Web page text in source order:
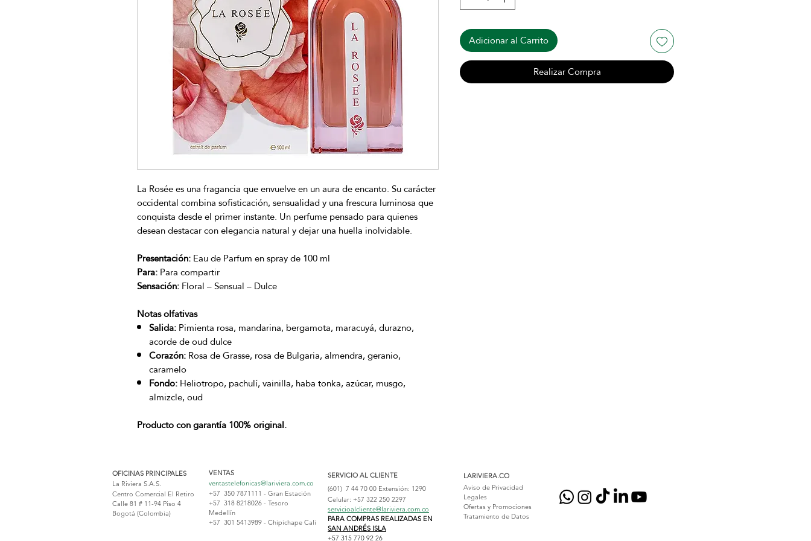
La Rosée es una fragancia que envuelve en un aura de encanto. Su carácter
occidental combina sofisticación, sensualidad y una frescura luminosa que
conquista desde el primer instante. Un perfume pensado para quienes
desean destacar con elegancia natural y dejar una huella inolvidable.
Presentación:Eau de Parfum en spray de 100 ml
Para:Para compartir
Sensación:Floral – Sensual – Dulce
Notas olfativas
Salida:Pimienta rosa, mandarina, bergamota, maracuyá, durazno,
acorde de oud dulce
Corazón:Rosa de Grasse, rosa de Bulgaria, almendra, geranio,
caramelo
Fondo:Heliotropo, pachulí, vainilla, haba tonka, azúcar, musgo,
almizcle, oud
Producto con garantía 100% original.
Adicionar al Carrito
Realizar Compra
OFICINAS PRINCIPALES
La Riviera S.A.S.
Centro Comercial El Retiro
Calle 81 # 11-94 Piso 4
Bogotá (Colombia)
VENTAS
ventastelefonicas@lariviera.com.co
+57 350 7871111 - Gran Estación
+57 318 8218026 - Tesoro
Medellín
+57 301 5413989 - Chipichape Cali
SERVICIO AL CLIENTE
(601) 7 44 70 00 Extensión: 1290
Celular: +57 322 250 2297
servicioalcliente@lariviera.com.co
PARA COMPRAS REALIZADAS EN
SAN ANDRÉS ISLA
+57 315 770 92 26
LARIVIERA.CO
Aviso de Privacidad
Legales
Ofertas y Promociones
Tratamiento de Datos